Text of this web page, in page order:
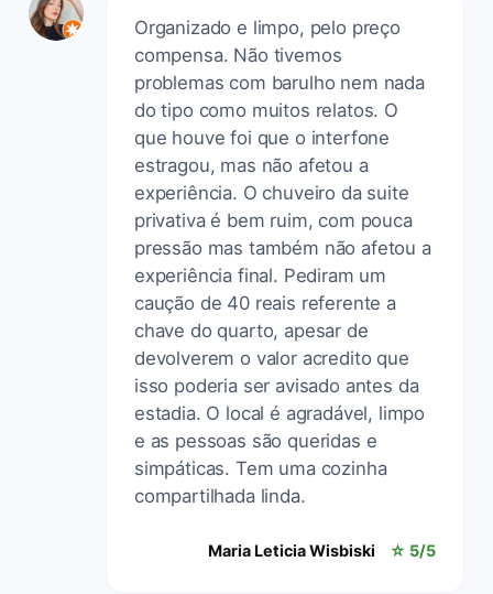
Organizado e limpo, pelo preço
compensa. Não tivemos
problemas com barulho nem nada
do tipo como muitos relatos. O
que houve foi que o interfone
estragou, mas não afetou a
experiência. O chuveiro da suite
privativa é bem ruim, com pouca
pressão mas também não afetou a
experiência final. Pediram um
caução de 40 reais referente a
chave do quarto, apesar de
devolverem o valor acredito que
isso poderia ser avisado antes da
estadia. O local é agradável, limpo
e as pessoas são queridas e
simpáticas. Tem uma cozinha
compartilhada linda.
Maria Leticia Wisbiski ☆ 5/5